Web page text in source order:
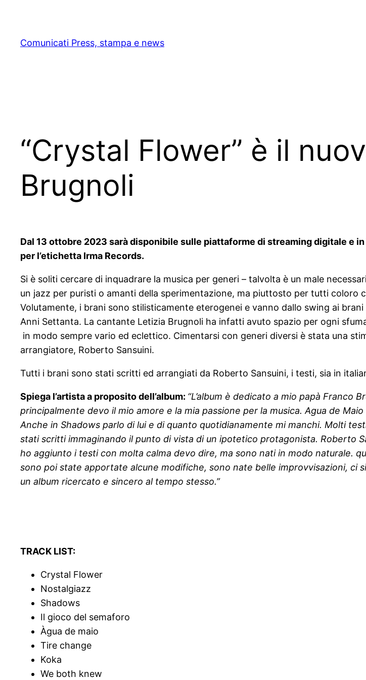
content
Comunicati Press, stampa e news
“Crystal Flower” è il
Brugnoli
Dal 13 ottobre 2023 sarà disponibile sulle piattaforme di streaming digitale e in
per l’etichetta Irma Records.
Si è soliti cercare di inquadrare la musica per generi – talvolta è un male
un jazz per puristi o amanti della sperimentazione, ma piuttosto per tutti coloro
Volutamente, i brani sono stilisticamente eterogenei e vanno dallo swing ai
Anni Settanta. La cantante Letizia Brugnoli ha infatti avuto spazio per ogni
in modo sempre vario ed eclettico. Cimentarsi con generi diversi è stata una
arrangiatore, Roberto Sansuini.
Tutti i brani sono stati scritti ed arrangiati da Roberto Sansuini, i testi, sia in
Spiega l’artista a proposito dell’album: “L’album è dedicato a mio papà Franco
principalmente devo il mio amore e la mia passione per la musica. Agua de
Anche in Shadows parlo di lui e di quanto quotidianamente mi manchi. Molti
stati scritti immaginando il punto di vista di un ipotetico protagonista. Roberto
ho aggiunto i testi con molta calma devo dire, ma sono nati in modo naturale.
sono poi state apportate alcune modifiche, sono nate belle improvvisazioni, ci
un album ricercato e sincero al tempo stesso.”
TRACK LIST:
Crystal Flower
Nostalgiazz
Shadows
Il gioco del semaforo
Àgua de maio
Tire change
Koka
We both knew